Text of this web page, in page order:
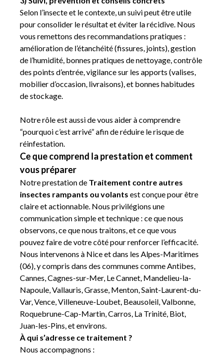
Selon l’insecte et le contexte, un suivi peut être utile
pour consolider le résultat et éviter la récidive. Nous
vous remettons des recommandations pratiques :
amélioration de l’étanchéité (fissures, joints), gestion
de l’humidité, bonnes pratiques de nettoyage, contrôle
des points d’entrée, vigilance sur les apports (valises,
mobilier d’occasion, livraisons), et bonnes habitudes
de stockage.
Notre rôle est aussi de vous aider à comprendre
“pourquoi c’est arrivé” afin de réduire le risque de
réinfestation.
Ce que comprend la prestation et comment
vous préparer
Notre prestation de Traitement contre autres
insectes rampants ou volants est conçue pour être
claire et actionnable. Nous privilégions une
communication simple et technique : ce que nous
observons, ce que nous traitons, et ce que vous
pouvez faire de votre côté pour renforcer l’efficacité.
Nous intervenons à Nice et dans les Alpes-Maritimes
(06), y compris dans des communes comme Antibes,
Cannes, Cagnes-sur-Mer, Le Cannet, Mandelieu-la-
Napoule, Vallauris, Grasse, Menton, Saint-Laurent-du-
Var, Vence, Villeneuve-Loubet, Beausoleil, Valbonne,
Roquebrune-Cap-Martin, Carros, La Trinité, Biot,
Juan-les-Pins, et environs.
À qui s’adresse ce traitement ?
Nous accompagnons :